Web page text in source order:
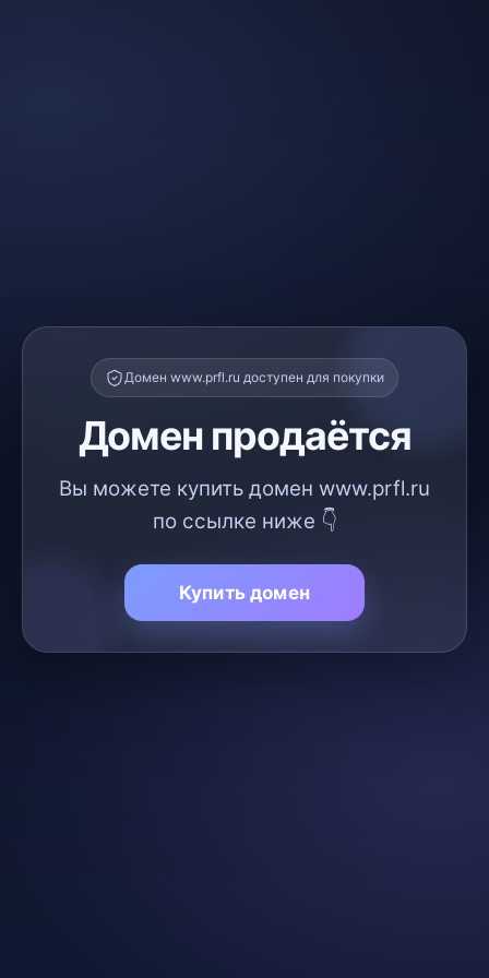
Домен www.prfl.ru доступен для покупки
Домен продаётся
Вы можете купить домен www.prfl.ru
по ссылке ниже 👇
Купить домен